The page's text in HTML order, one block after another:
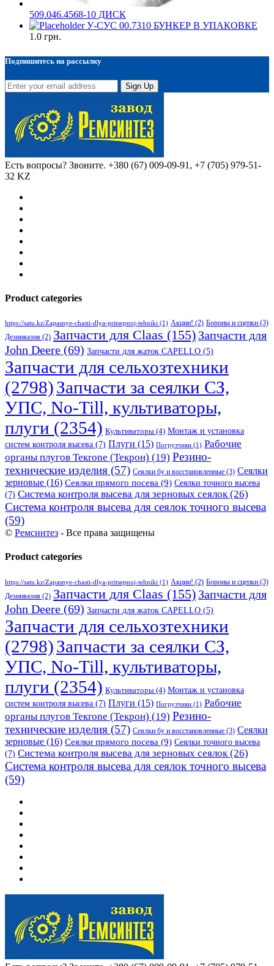
509.046.4568-10 ДИСК
У-СУС 00.7310 БУНКЕР В УПАКОВКЕ
1.0 грн.
Подпишитесь на рассылку
Sign Up
Есть вопросы? Звоните. +380 (67) 009-09-91, +7 (705) 979-51-
32 KZ
Product categories
https://satu.kz/Zapasnye-chasti-dlya-pritsepnoj-tehniki (1) Акции! (2) Бороны и сцепки (3)
Дезинвазия (2) Запчасти для Claas (155) Запчасти для
John Deere (69) Запчасти для жаток CAPELLO (5)
Запчасти для сельхозтехники
(2798)Запчасти за сеялки СЗ,
УПС, No-Till, культиваторы,
плуги (2354) Культиваторы (4) Монтаж и установка
систем контроля высева (7) Плуги (15) Погрузчики (1) Рабочие
органы плугов Текrоne (Текрон) (19) Резино-
технические изделия (57) Сеялки бу и восстановленные (3) Сеялки
зерновые (16) Сеялки прямого посева (9) Сеялки точного высева
(7) Система контроля высева для зерновых сеялок(26)
Система контроля высева для сеялок точного высева
(59)
© Ремсинтез - Все права защищены
Product categories
https://satu.kz/Zapasnye-chasti-dlya-pritsepnoj-tehniki (1) Акции! (2) Бороны и сцепки (3)
Дезинвазия (2) Запчасти для Claas (155) Запчасти для
John Deere (69) Запчасти для жаток CAPELLO (5)
Запчасти для сельхозтехники
(2798)Запчасти за сеялки СЗ,
УПС, No-Till, культиваторы,
плуги (2354) Культиваторы (4) Монтаж и установка
систем контроля высева (7) Плуги (15) Погрузчики (1) Рабочие
органы плугов Текrоne (Текрон) (19) Резино-
технические изделия (57) Сеялки бу и восстановленные (3) Сеялки
зерновые (16) Сеялки прямого посева (9) Сеялки точного высева
(7) Система контроля высева для зерновых сеялок (26)
Система контроля высева для сеялок точного высева
(59)